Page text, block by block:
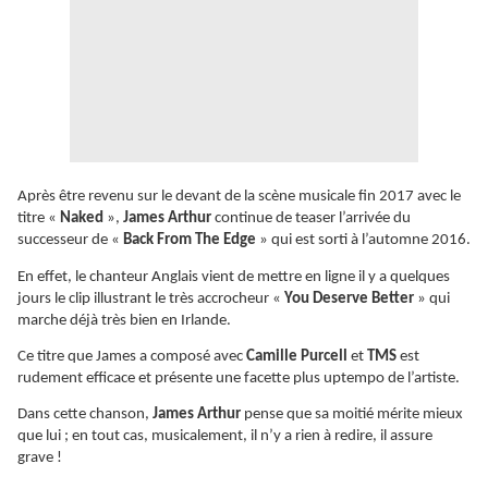
Après être revenu sur le devant de la scène musicale fin 2017 avec le
titre « Naked », James Arthur continue de teaser l’arrivée du
successeur de « Back From The Edge » qui est sorti à l’automne 2016.
En effet, le chanteur Anglais vient de mettre en ligne il y a quelques
jours le clip illustrant le très accrocheur « You Deserve Better » qui
marche déjà très bien en Irlande.
Ce titre que James a composé avec Camille Purcell et TMS est
rudement efficace et présente une facette plus uptempo de l’artiste.
Dans cette chanson, James Arthur pense que sa moitié mérite mieux
que lui ; en tout cas, musicalement, il n’y a rien à redire, il assure
grave !